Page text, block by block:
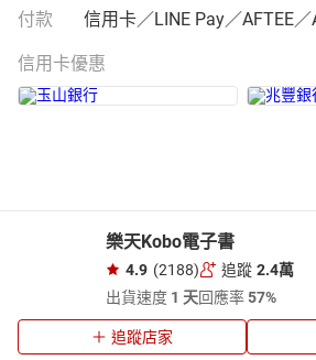
付款 信用卡／LINE Pay／AFTEE／
信用卡優惠
樂天Kobo電子書
4.9 (2188) 追蹤 2.4萬
出貨速度 1 天回應率57%
追蹤店家